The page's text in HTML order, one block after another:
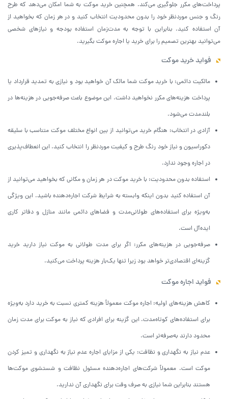
پرداخت‌های مکرر جلوگیری می‌کند. همچنین خرید موکت به شما امکان می‌دهد که طرح
رنگ و جنس موردنظر خود را بدون محدودیت انتخاب کنید و در هر زمان که بخواهید از
آن استفاده کنید. بنابراین با توجه به مدت‌زمان استفاده بودجه و نیازهای شخصی
می‌توانید بهترین تصمیم را برای خرید یا اجاره موکت بگیرید.
فواید خرید موکت
مالکیت دائمی: با خرید موکت شما مالک آن خواهید بود و نیازی به تمدید قرارداد یا
پرداخت هزینه‌های مکرر نخواهید داشت. این موضوع باعث صرفه‌جویی در هزینه‌ها در
بلندمدت می‌شود.
آزادی در انتخاب: هنگام خرید می‌توانید از بین انواع مختلف موکت متناسب با سلیقه
دکوراسیون و نیاز خود رنگ طرح و کیفیت موردنظر را انتخاب کنید. این انعطاف‌پذیری
در اجاره وجود ندارد.
استفاده بدون محدودیت: با خرید موکت در هر زمان و مکانی که بخواهید می‌توانید از
آن استفاده کنید بدون اینکه وابسته به شرایط شرکت اجاره‌دهنده باشید. این ویژگی
به‌ویژه برای استفاده‌های طولانی‌مدت و فضاهای دائمی مانند منازل و دفاتر کاری
ایده‌آل است.
صرفه‌جویی در هزینه‌های مکرر: اگر برای مدت طولانی به موکت نیاز دارید خرید
گزینه‌ای اقتصادی‌تر خواهد بود زیرا تنها یک‌بار هزینه پرداخت می‌کنید.
فواید اجاره موکت
کاهش هزینه‌های اولیه: اجاره موکت معمولاً هزینه کمتری نسبت به خرید دارد به‌ویژه
برای استفاده‌های کوتاه‌مدت. این گزینه برای افرادی که نیاز به موکت برای مدت زمان
محدود دارند به‌صرفه‌تر است.
عدم نیاز به نگهداری و نظافت: یکی از مزایای اجاره عدم نیاز به نگهداری و تمیز کردن
موکت است. معمولاً شرکت‌های اجاره‌دهنده مسئول نظافت و شستشوی موکت‌ها
هستند بنابراین شما نیازی به صرف وقت برای نگهداری آن ندارید.